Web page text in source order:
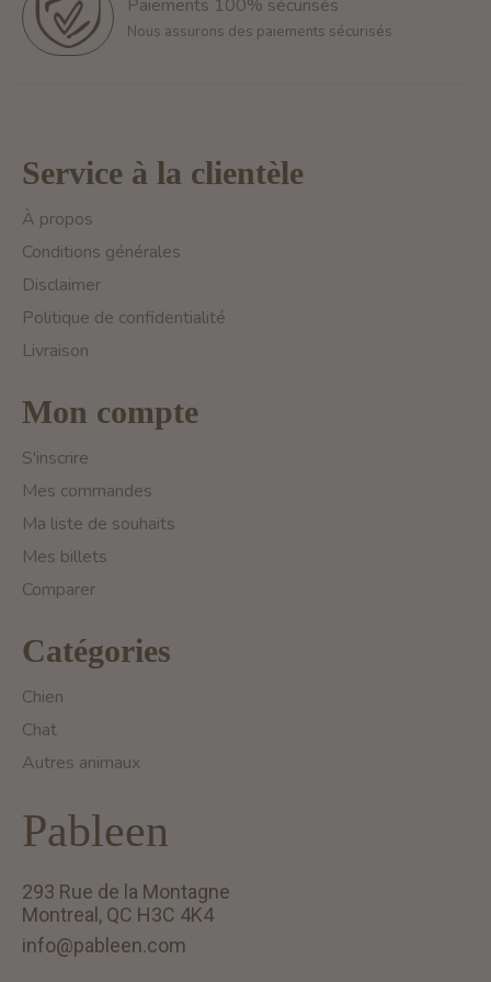
Paiements 100% sécurisés
Nous assurons des paiements sécurisés
Service à la clientèle
À propos
Conditions générales
Disclaimer
Politique de confidentialité
Livraison
Mon compte
S'inscrire
Mes commandes
Ma liste de souhaits
Mes billets
Comparer
Catégories
Chien
Chat
Autres animaux
Pableen
293 Rue de la Montagne
Montreal, QC H3C 4K4
info@pableen.com